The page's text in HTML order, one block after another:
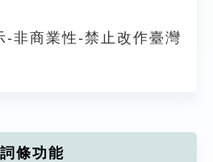
-非商業性-禁止改作臺灣
詞條功能